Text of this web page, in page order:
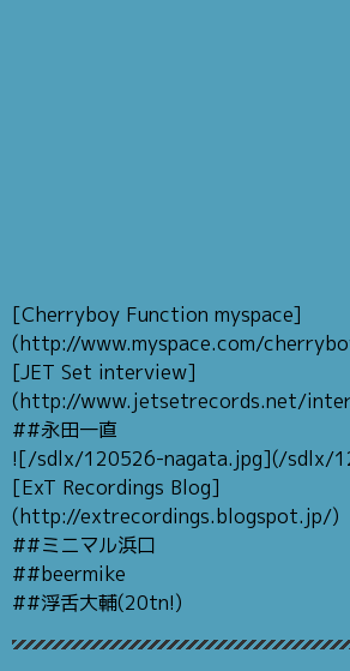
[Cherryboy Function myspace]
(http://www.myspace.com/
[JET Set interview]
(http://www.jetsetrecords.net/
##永田一直
![/sdlx/120526-nagata.jpg](/sdlx/
[ExT Recordings Blog]
(http://extrecordings.blogspot.jp/)
##ミニマル浜口
##beermike
##浮舌大輔(20tn!)